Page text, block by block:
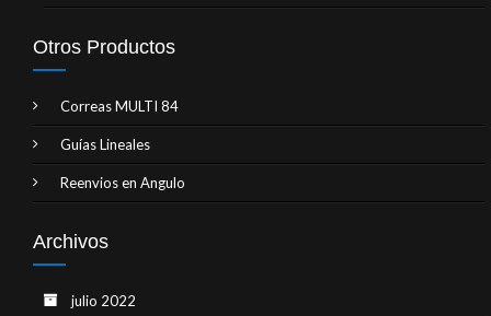
Otros Productos
Correas MULTI 84
Guías Lineales
Reenvios en Angulo
Archivos
julio 2022